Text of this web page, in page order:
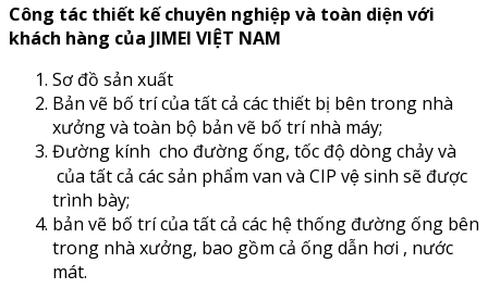
Công tác thiết kế chuyên nghiệp và toàn diện với
khách hàng của JIMEI VIỆT NAM
Sơ đồ sản xuất
Bản vẽ bố trí của tất cả các thiết bị bên trong nhà
xưởng và toàn bộ bản vẽ bố trí nhà máy;
Đường kính cho đường ống, tốc độ dòng chảy và
của tất cả các sản phẩm van và CIP vệ sinh sẽ được
trình bày;
bản vẽ bố trí của tất cả các hệ thống đường ống bên
trong nhà xưởng, bao gồm cả ống dẫn hơi , nước
mát.